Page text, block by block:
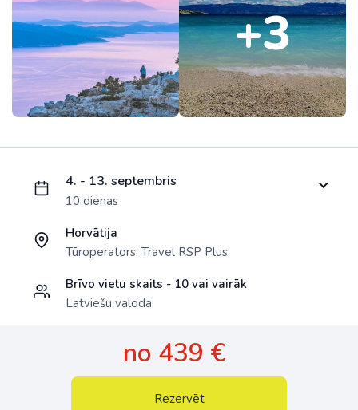
+3
4. - 13. septembris
10 dienas
Horvātija
Tūroperators: Travel RSP Plus
Brīvo vietu skaits - 10 vai vairāk
Latviešu valoda
no 439 €
Rezervēt